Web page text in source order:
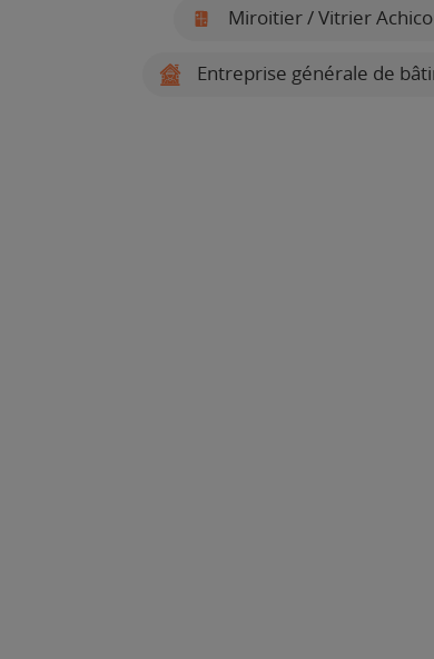
Miroitier / Vitrier
Entreprise générale de